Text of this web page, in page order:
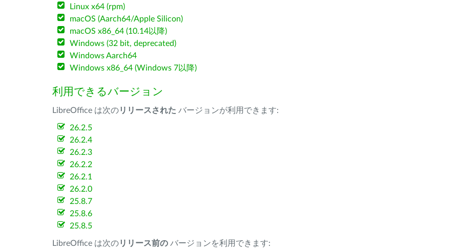
Linux x64 (rpm)
macOS (Aarch64/Apple Silicon)
macOS x86_64 (10.14以降)
Windows (32 bit, deprecated)
Windows Aarch64
Windows x86_64 (Windows 7以降)
利用できるバージョン
LibreOffice は次のリリースされた バージョンが利用できます:
26.2.5
26.2.4
26.2.3
26.2.2
26.2.1
26.2.0
25.8.7
25.8.6
25.8.5
LibreOffice は次のリリース前の バージョンを利用できます: